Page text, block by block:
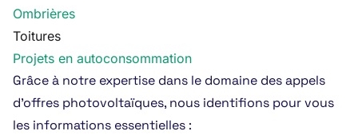
Ombrières
Toitures
Projets en autoconsommation
Grâce à notre expertise dans le domaine des appels
d’offres photovoltaïques, nous identifions pour vous
les informations essentielles :